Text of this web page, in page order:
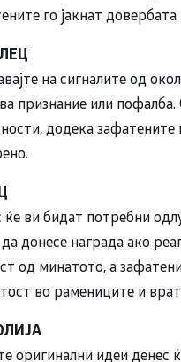
го јакнат
на сигналите од
признание или
додека зафатените
ќе ви бидат потребни
донесе награда ако
од минатото, а
во рамениците и
оригинални идеи денес